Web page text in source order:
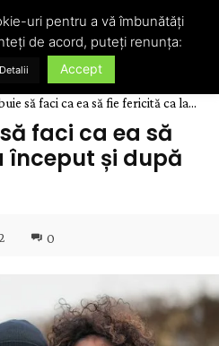
să faci ca ea să fie fericită ca la...
faci ca ea să
început și după
0
uri pentru a vă îmbunătăți
de acord, puteți renunța:
Detalii Accept